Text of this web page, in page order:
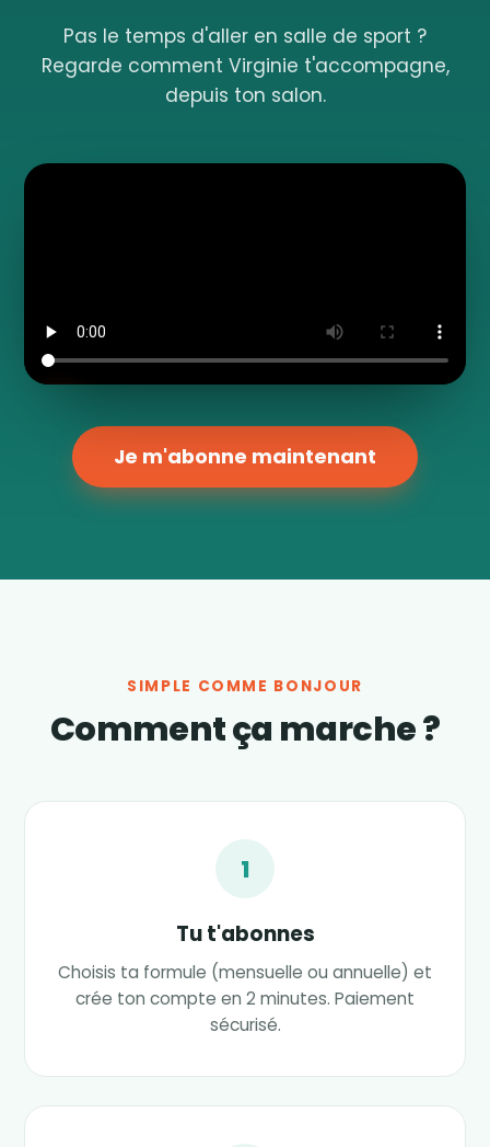
Pas le temps d'aller en salle de sport ?
Regarde comment Virginie t'accompagne,
depuis ton salon.
Je m'abonne maintenant
SIMPLE COMME BONJOUR
Comment ça marche ?
1
Tu t'abonnes
Choisis ta formule (mensuelle ou annuelle) et
crée ton compte en 2 minutes. Paiement
sécurisé.